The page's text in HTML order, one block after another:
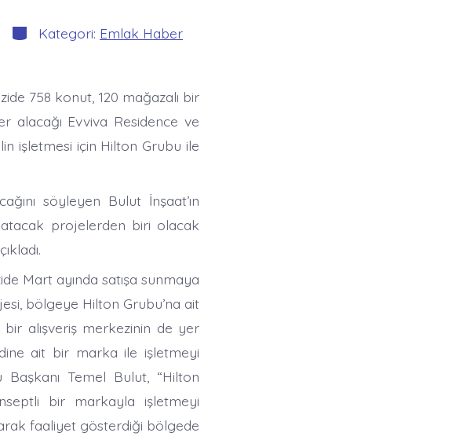
Kategoriler
Kategori: Emlak Haber
758 konut, 120 mağazalı bir
alacağı Evviva Residence ve
işletmesi için Hilton Grubu ile
söyleyen Bulut İnşaat’ın
projelerden biri olacak
Mart ayında satışa sunmaya
bölgeye Hilton Grubu’na ait
bir alışveriş merkezinin de yer
ait bir marka ile işletmeyi
Başkanı Temel Bulut, “Hilton
bir markayla işletmeyi
faaliyet gösterdiği bölgede